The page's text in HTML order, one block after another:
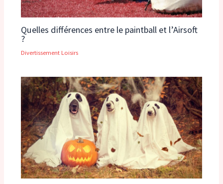
Quelles différences entre le paintball et l’Airsoft
?
Divertissement Loisirs